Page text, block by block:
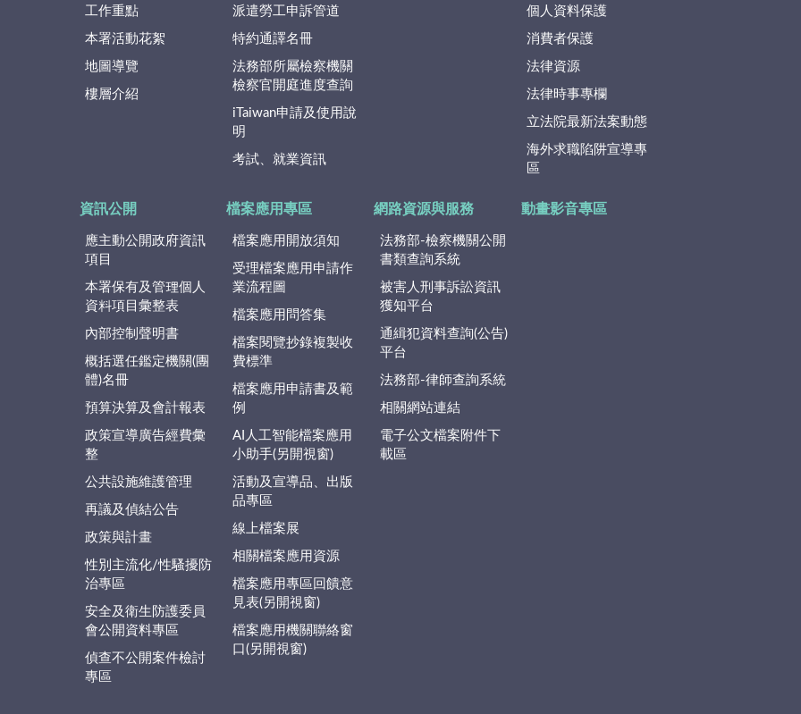
工作重點
本署活動花絮
地圖導覽
樓層介紹
派遣勞工申訴管道
特約通譯名冊
法務部所屬檢察機關
檢察官開庭進度查詢
iTaiwan申請及使用說
明
考試、就業資訊
個人資料保護
消費者保護
法律資源
法律時事專欄
立法院最新法案動態
海外求職陷阱宣導專
區
資訊公開
應主動公開政府資訊
項目
本署保有及管理個人
資料項目彙整表
內部控制聲明書
概括選任鑑定機關(團
體)名冊
預算決算及會計報表
政策宣導廣告經費彙
整
公共設施維護管理
再議及偵結公告
政策與計畫
性別主流化/性騷擾防
治專區
安全及衛生防護委員
會公開資料專區
偵查不公開案件檢討
專區
檔案應用專區
檔案應用開放須知
受理檔案應用申請作
業流程圖
檔案應用問答集
檔案閱覽抄錄複製收
費標準
檔案應用申請書及範
例
AI人工智能檔案應用
小助手(另開視窗)
活動及宣導品、出版
品專區
線上檔案展
相關檔案應用資源
檔案應用專區回饋意
見表(另開視窗)
檔案應用機關聯絡窗
口(另開視窗)
網路資源與服務
法務部-檢察機關公開
書類查詢系統
被害人刑事訴訟資訊
獲知平台
通緝犯資料查詢(公告)
平台
法務部-律師查詢系統
相關網站連結
電子公文檔案附件下
載區
動畫影音專區